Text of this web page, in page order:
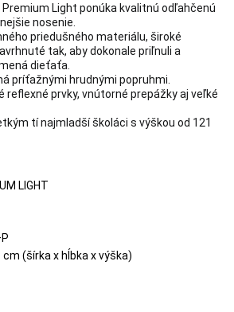
Light ponúka kvalitnú odľahčenú
nosenie.
priedušného materiálu, široké
tak, aby dokonale priľnuli a
dieťaťa.
príťažnými hrudnými popruhmi.
reflexné prvky, vnútorné prepážky aj veľké
tí najmladší školáci s výškou od 121
LIGHT
cm (šírka x hĺbka x výška)